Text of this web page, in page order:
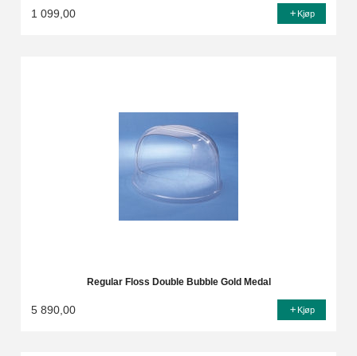
1 099,00 Kjøp
Regular Floss Double Bubble Gold Medal
5 890,00 Kjøp